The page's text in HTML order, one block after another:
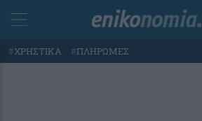
#ΧΡΗΣΤΙΚΑ #ΠΛΗΡΩΜΕΣ